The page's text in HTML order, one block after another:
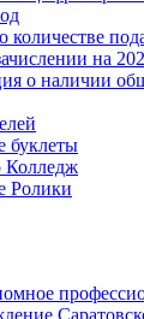
количестве
на
о наличии
буклеты
Колледж
Ролики